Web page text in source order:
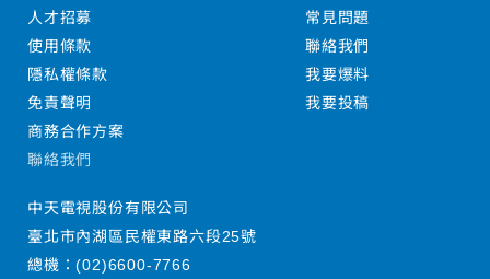
人才招募
使用條款
隱私權條款
免責聲明
商務合作方案
常見問題
聯絡我們
我要爆料
我要投稿
聯絡我們
中天電視股份有限公司
臺北市內湖區民權東路六段25號
總機：(02)6600-7766